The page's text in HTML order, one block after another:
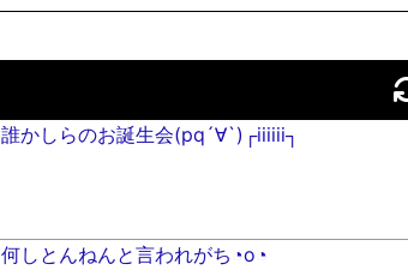
誰かしらのお誕生会(pq´∀︎`)┌︎iiiiii┐︎
何しとんねんと言われがち◔ο◔